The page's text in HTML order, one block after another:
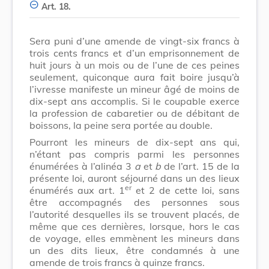
Art. 18.
Sera puni d’une amende de vingt-six francs à
trois cents francs et d’un emprisonnement de
huit jours à un mois ou de l’une de ces peines
seulement, quiconque aura fait boire jusqu’à
l’ivresse manifeste un mineur âgé de moins de
dix-sept ans accomplis. Si le coupable exerce
la profession de cabaretier ou de débitant de
boissons, la peine sera portée au double.
Pourront les mineurs de dix-sept ans qui,
n’étant pas compris parmi les personnes
énumérées à l’alinéa 3 aet b de l’art. 15 de la
présente loi, auront séjourné dans un des lieux
énumérés aux art. 1 eret 2 de cette loi, sans
être accompagnés des personnes sous
l’autorité desquelles ils se trouvent placés, de
même que ces dernières, lorsque, hors le cas
de voyage, elles emmènent les mineurs dans
un des dits lieux, être condamnés à une
amende de trois francs à quinze francs.